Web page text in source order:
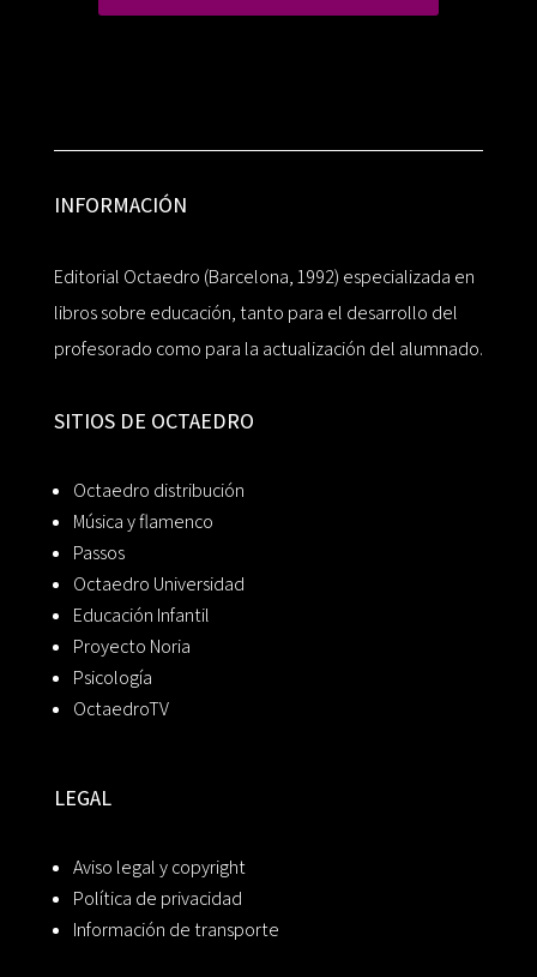
INFORMACIÓN
Editorial Octaedro (Barcelona, 1992) especializada en
libros sobre educación, tanto para el desarrollo del
profesorado como para la actualización del alumnado.
SITIOS DE OCTAEDRO
Octaedro distribución
Música y flamenco
Passos
Octaedro Universidad
Educación Infantil
Proyecto Noria
Psicología
OctaedroTV
LEGAL
Aviso legal y copyright
Política de privacidad
Información de transporte